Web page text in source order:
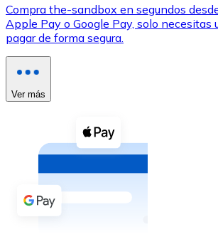
XRP
XRP
Ver todo
Compra criptomonedas con
Comprar con efectivo
Transferencia SEPA
Compra the-sandbox en segundos
Apple Pay o Google Pay, solo necesitas
pagar de forma segura.
Ver más